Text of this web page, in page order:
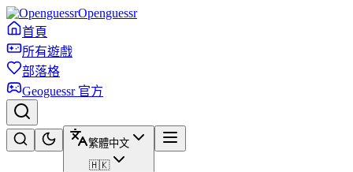
Openguessr
首頁
所有遊戲
部落格
Geoguessr 官方
繁體中文
🇭🇰